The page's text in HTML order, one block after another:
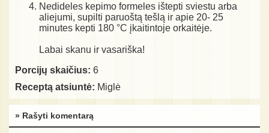
Nedideles kepimo formeles ištepti sviestu arba
aliejumi, supilti paruoštą tešlą ir apie 20- 25
minutes kepti 180 °C įkaitintoje orkaitėje.
Labai skanu ir vasariška!
Porcijų skaičius: 6
Receptą atsiuntė: Miglė
» Rašyti komentarą